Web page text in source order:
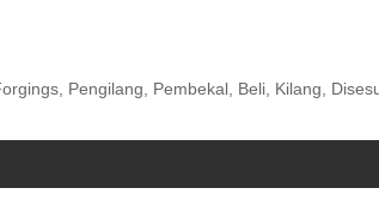
Pengilang, Pembekal, Beli, Kilang,